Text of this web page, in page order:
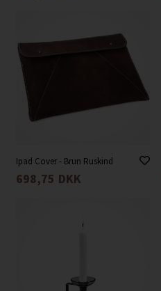
Ipad Cover - Brun Ruskind
698,75 DKK